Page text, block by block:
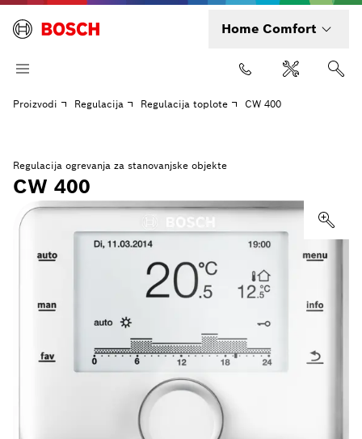
Home Comfort
Proizvodi Regulacija Regulacija toplote CW 400
Regulacija ogrevanja za stanovanjske objekte
CW 400